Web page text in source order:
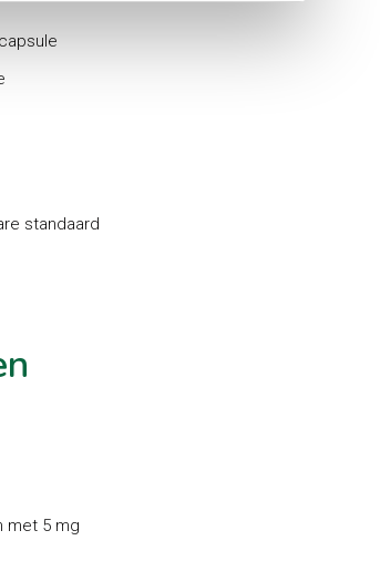
standaard
met 5 mg